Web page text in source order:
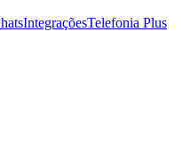
IntegraçõesTelefonia Plus